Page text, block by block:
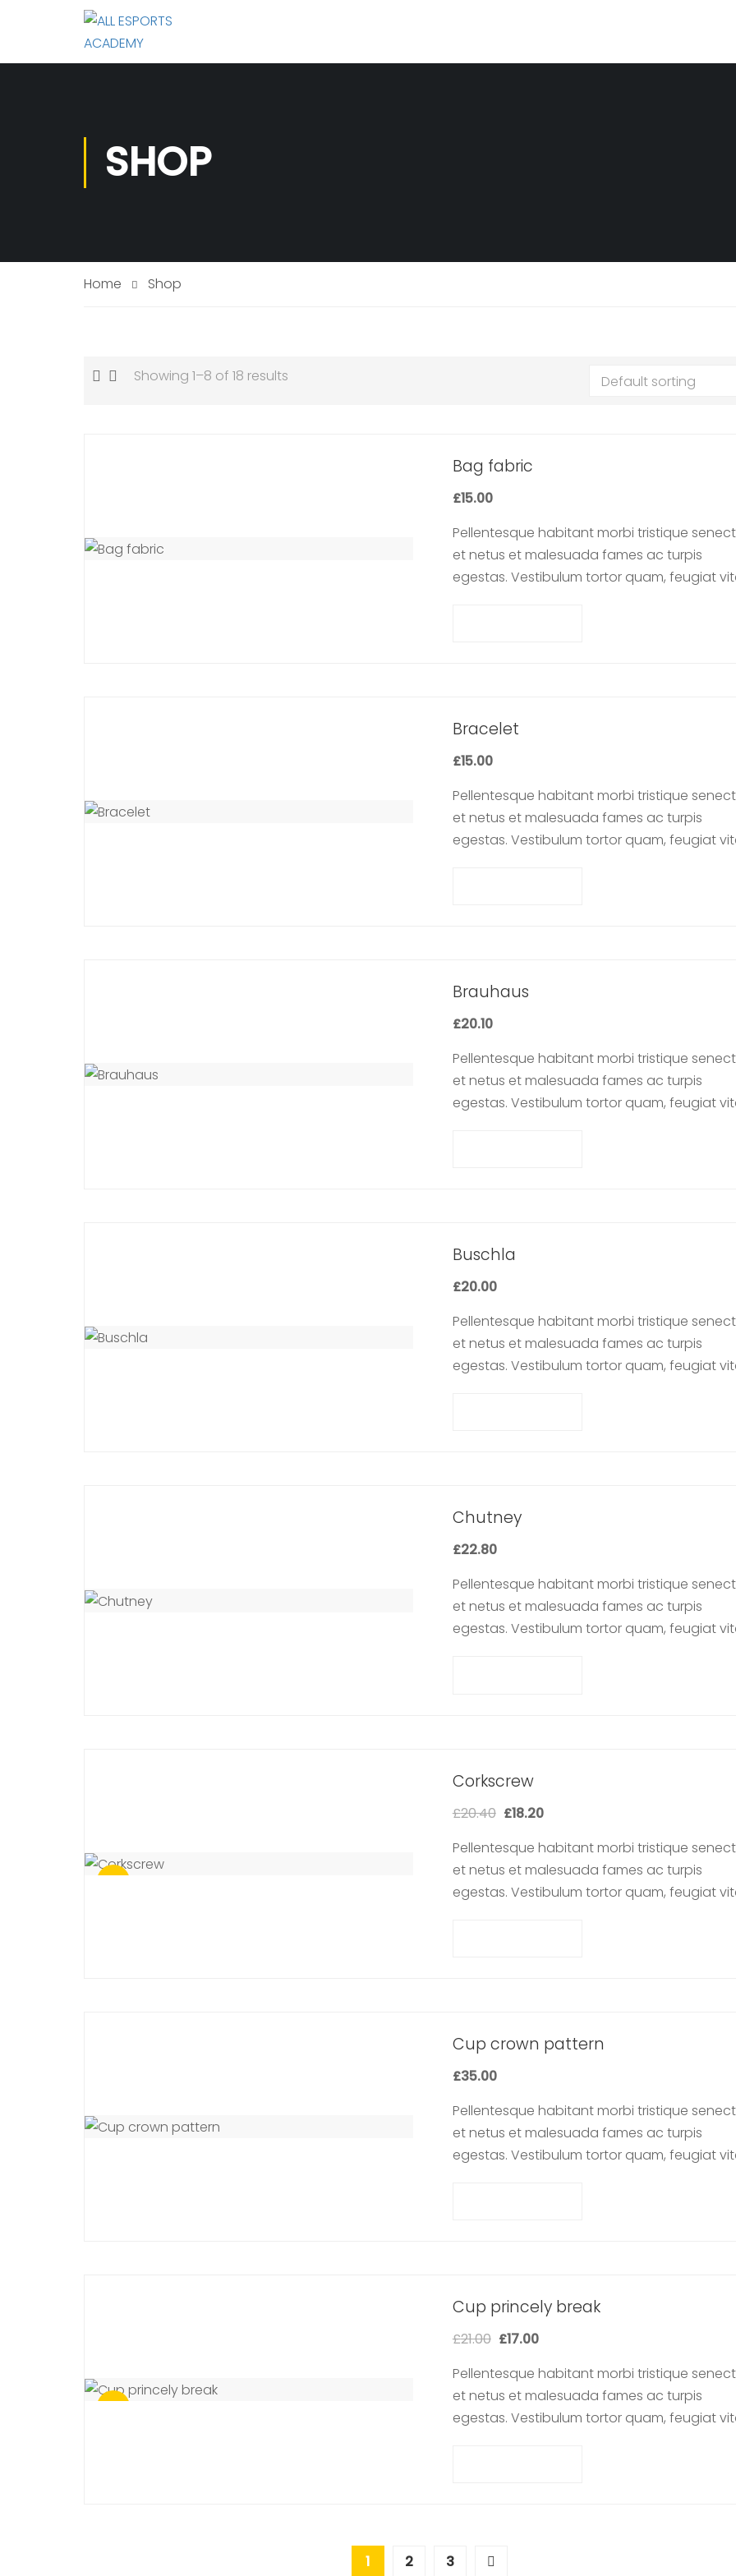
SHOP
Home Shop
Showing 1–8 of 18 results
Bag fabric
£15.00
Pellentesque habitant morbi tristique
et netus et malesuada fames ac turpis
egestas. Vestibulum tortor quam, feugiat
Bracelet
£15.00
Pellentesque habitant morbi tristique
et netus et malesuada fames ac turpis
egestas. Vestibulum tortor quam, feugiat
Brauhaus
£20.10
Pellentesque habitant morbi tristique
et netus et malesuada fames ac turpis
egestas. Vestibulum tortor quam, feugiat
Buschla
£20.00
Pellentesque habitant morbi tristique
et netus et malesuada fames ac turpis
egestas. Vestibulum tortor quam, feugiat
Chutney
£22.80
Pellentesque habitant morbi tristique
et netus et malesuada fames ac turpis
egestas. Vestibulum tortor quam, feugiat
Sale!
Corkscrew
£20.40 £18.20
Pellentesque habitant morbi tristique
et netus et malesuada fames ac turpis
egestas. Vestibulum tortor quam, feugiat
Cup crown pattern
£35.00
Pellentesque habitant morbi tristique
et netus et malesuada fames ac turpis
egestas. Vestibulum tortor quam, feugiat
Sale!
Cup princely break
£21.00 £17.00
Pellentesque habitant morbi tristique
et netus et malesuada fames ac turpis
egestas. Vestibulum tortor quam, feugiat
1 2 3